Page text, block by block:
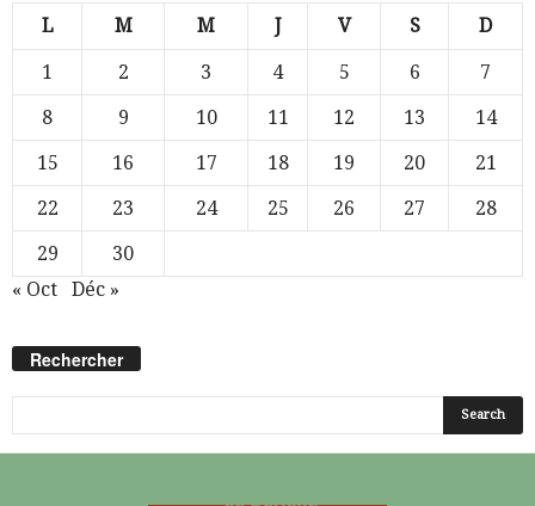
L M M J V S D
1 2 3 4 5 6
7
8
9 10 11 12 13
14
15
16 17 18 19 20
21
22
23 24 25 26 27
28
29
30
« Oct
Déc »
Rechercher